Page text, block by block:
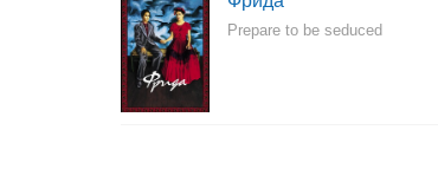
Prepare to be seduced